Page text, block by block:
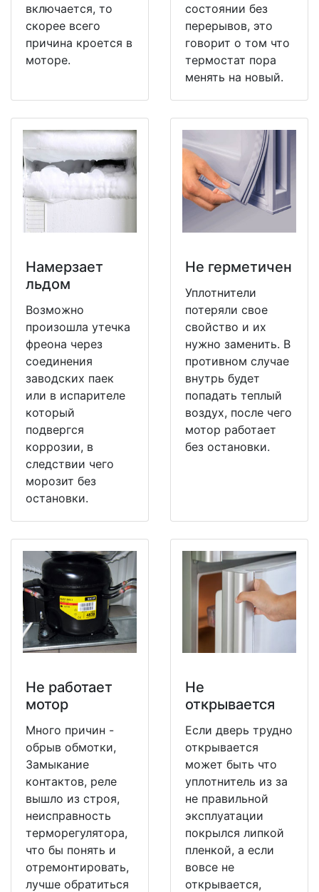
включается, то
скорее всего
причина кроется в
моторе.
состоянии без
перерывов, это
говорит о том что
термостат пора
менять на новый.
Намерзает
льдом
Возможно
произошла утечка
фреона через
соединения
заводских паек
или в испарителе
который
подвергся
коррозии, в
следствии чего
морозит без
остановки.
Не герметичен
Уплотнители
потеряли свое
свойство и их
нужно заменить. В
противном случае
внутрь будет
попадать теплый
воздух, после чего
мотор работает
без остановки.
Не работает
мотор
Много причин -
обрыв обмотки,
Замыкание
контактов, реле
вышло из строя,
неисправность
терморегулятора,
что бы понять и
отремонтировать,
лучше обратиться
Не
открывается
Если дверь трудно
открывается
может быть что
уплотнитель из за
не правильной
эксплуатации
покрылся липкой
пленкой, а если
вовсе не
открывается,